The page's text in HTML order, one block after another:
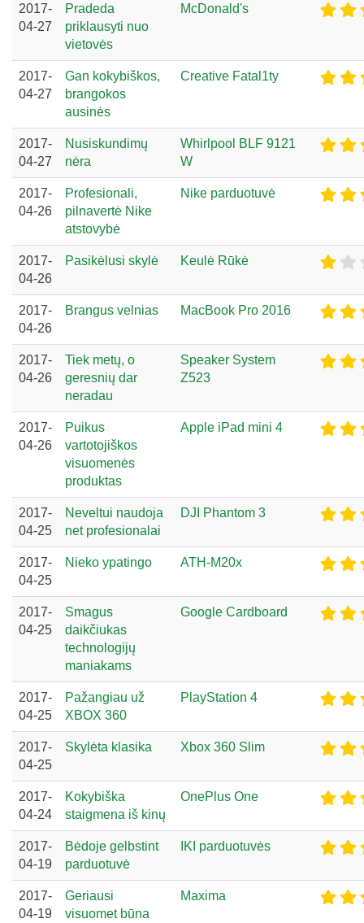
2017-
04-27
Pradeda
priklausyti nuo
vietovės
McDonald's
2017-
04-27
Gan kokybiškos,
brangokos
ausinės
Creative Fatal1ty
2017-
04-27
Nusiskundimų
nėra
Whirlpool BLF 9121
W
2017-
04-26
Profesionali,
pilnavertė Nike
atstovybė
Nike parduotuvė
2017-
04-26
Pasikėlusi skylė Keulė Rūkė
2017-
04-26
Brangus velnias MacBook Pro 2016
2017-
04-26
Tiek metų, o
geresnių dar
neradau
Speaker System
Z523
2017-
04-26
Puikus
vartotojiškos
visuomenės
produktas
Apple iPad mini 4
2017-
04-25
Neveltui naudoja
net profesionalai
DJI Phantom 3
2017-
04-25
Nieko ypatingo ATH-M20x
2017-
04-25
Smagus
daikčiukas
technologijų
maniakams
Google Cardboard
2017-
04-25
Pažangiau už
XBOX 360
PlayStation 4
2017-
04-25
Skylėta klasika Xbox 360 Slim
2017-
04-24
Kokybiška
staigmena iš kinų
OnePlus One
2017-
04-19
Bėdoje gelbstint
parduotuvė
IKI parduotuvės
2017-
04-19
Geriausi
visuomet būna
Maxima